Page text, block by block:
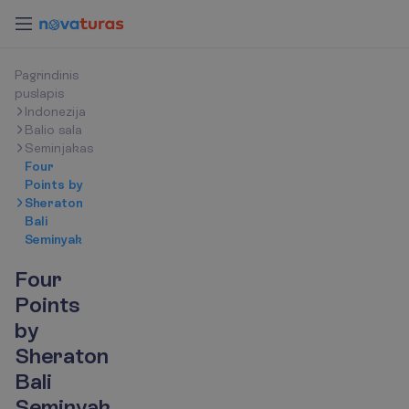
Pagrindinis
puslapis
Indonezija
Balio sala
Seminjakas
Four
Points by
Sheraton
Bali
Seminyak
Four
Points
by
Sheraton
Bali